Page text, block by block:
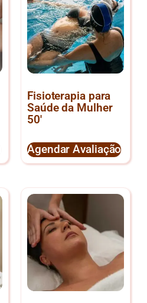
Fisioterapia para
Saúde da Mulher
50′
Agendar Avaliação